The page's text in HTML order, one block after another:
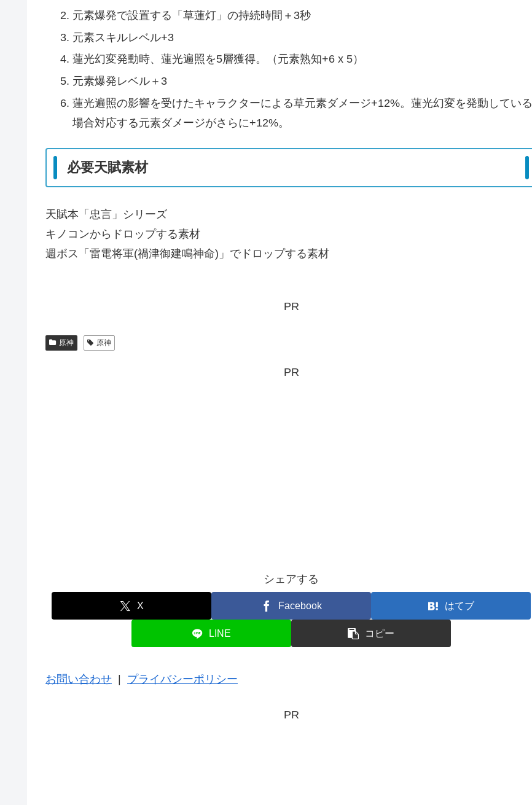
元素爆発で設置する「草蓮灯」の持続時間＋3秒
元素スキルレベル+3
蓮光幻変発動時、蓮光遍照を5層獲得。（元素熟知+6 x 5）
元素爆発レベル＋3
蓮光遍照の影響を受けたキャラクターによる草元素ダメージ+12%。蓮光幻変を発動している
場合対応する元素ダメージがさらに+12%。
必要天賦素材
天賦本「忠言」シリーズ
キノコンからドロップする素材
週ボス「雷電将軍(禍津御建鳴神命)」でドロップする素材
PR
原神 原神
PR
シェアする
X Facebook はてブ
LINE コピー
お問い合わせ プライバシーポリシー
PR